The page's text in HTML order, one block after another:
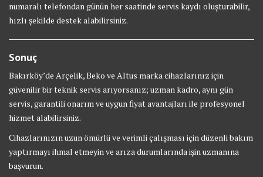
numaralı telefondan günün her saatinde servis kaydı oluşturabilir,
hızlı şekilde destek alabilirsiniz.
Sonuç
Bakırköy’de Arçelik, Beko ve Altus marka cihazlarınız için
güvenilir bir teknik servis arıyorsanız; uzman kadro, aynı gün
servis, garantili onarım ve uygun fiyat avantajları ile profesyonel
hizmet alabilirsiniz.
Cihazlarınızın uzun ömürlü ve verimli çalışması için düzenli bakım
yaptırmayı ihmal etmeyin ve arıza durumlarında işin uzmanına
başvurun.